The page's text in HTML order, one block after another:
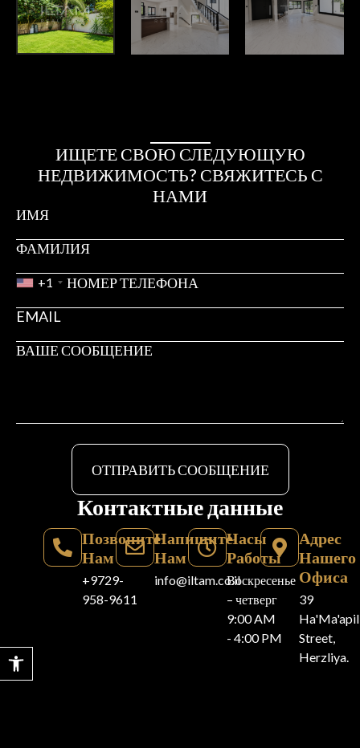
Открыть панель инструментов
ИЩЕТЕ СВОЮ СЛЕДУЮЩУЮ
НЕДВИЖИМОСТЬ? СВЯЖИТЕСЬ С
НАМИ
+1
ОТПРАВИТЬ СООБЩЕНИЕ
Контактные данные
Позвоните
Нам
+9729-
958-9611
Напишите
Нам
info@iltam.co.il
Часы
Работы
Воскресенье
– четверг
9:00 AM
- 4:00 PM
Адрес
Нашего
Офиса
39
Street,
Herzliya.